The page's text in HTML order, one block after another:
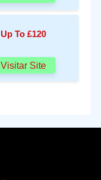
Up To £120
Visitar Site